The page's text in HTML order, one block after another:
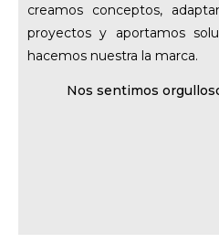
creamos conceptos,
proyectos y aportamos
hacemos nuestra la marca.
Nos sentimos